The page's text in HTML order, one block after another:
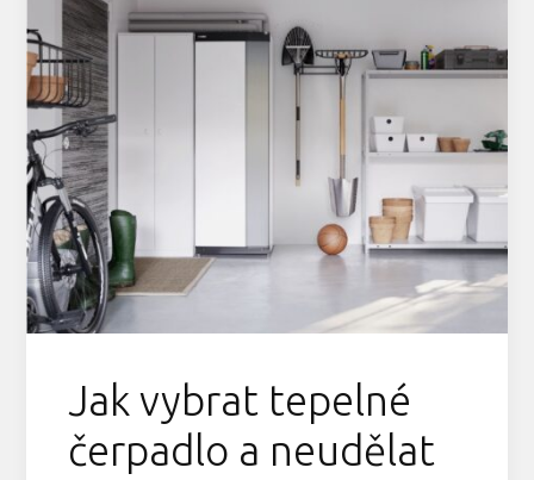
Jak vybrat tepelné
čerpadlo a neudělat